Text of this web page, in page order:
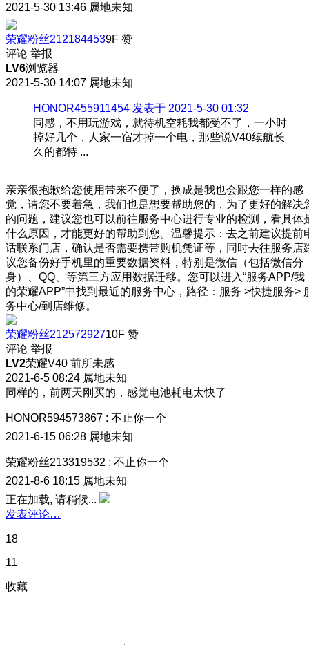
2021-5-30 13:46 属地未知
荣耀粉丝2121844539F 赞
评论 举报
LV6浏览器
2021-5-30 14:07 属地未知
HONOR455911454 发表于 2021-5-30 01:32
同感，不用玩游戏，就待机空耗我都受不了，一小时
掉好几个，人家一宿才掉一个电，那些说V40续航长
久的都特 ...
亲亲很抱歉给您使用带来不便了，换成是我也会跟您一样的感
觉，请您不要着急，我们也是想要帮助您的，为了更好的解决
的问题，建议您也可以前往服务中心进行专业的检测，看具体
什么原因，才能更好的帮助到您。温馨提示：去之前建议提前
话联系门店，确认是否需要携带购机凭证等，同时去往服务店
议您备份好手机里的重要数据资料，特别是微信（包括微信分
身）、QQ、等第三方应用数据迁移。您可以进入“服务APP/我
的荣耀APP”中找到最近的服务中心，路径：服务 >快捷服务>
务中心/到店维修。
荣耀粉丝21257292710F 赞
评论 举报
LV2荣耀V40 前所未感
2021-6-5 08:24 属地未知
同样的，前两天刚买的，感觉电池耗电太快了
HONOR594573867 : 不止你一个
2021-6-15 06:28 属地未知
荣耀粉丝213319532 : 不止你一个
2021-8-6 18:15 属地未知
正在加载, 请稍候...
发表评论…
18
11
收藏